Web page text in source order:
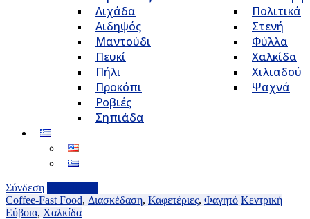
Λιχάδα
Αιδηψός
Μαντούδι
Πευκί
Πήλι
Προκόπι
Ροβιές
Σηπιάδα
Πολιτικά
Στενή
Φύλλα
Χαλκίδα
Χιλιαδού
Ψαχνά
Σύνδεση
Coffee-Fast Food, Διασκέδαση, Καφετέριες, Φαγητό Κεντρική
Εύβοια, Χαλκίδα